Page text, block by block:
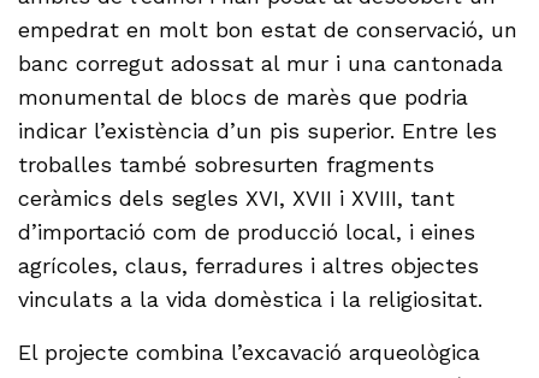
empedrat en molt bon estat de conservació, un
banc corregut adossat al mur i una cantonada
monumental de blocs de marès que podria
indicar l’existència d’un pis superior. Entre les
troballes també sobresurten fragments
ceràmics dels segles XVI, XVII i XVIII, tant
d’importació com de producció local, i eines
agrícoles, claus, ferradures i altres objectes
vinculats a la vida domèstica i la religiositat.
El projecte combina l’excavació arqueològica